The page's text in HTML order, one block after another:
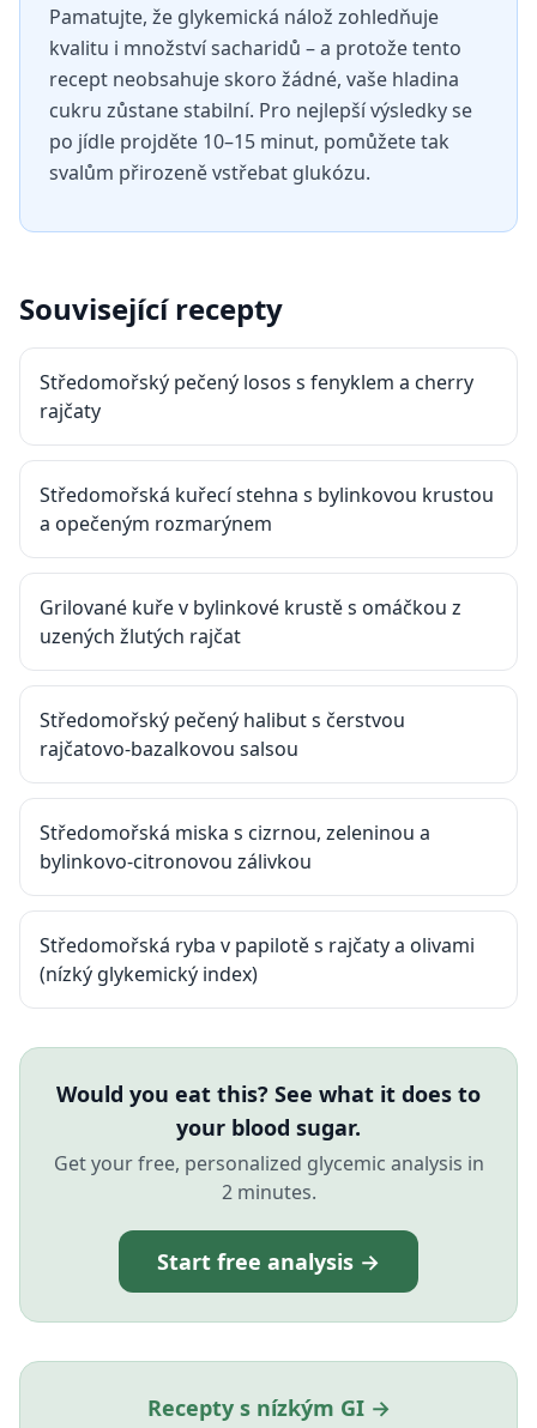
Pamatujte, že glykemická nálož zohledňuje
kvalitu i množství sacharidů – a protože tento
recept neobsahuje skoro žádné, vaše hladina
cukru zůstane stabilní. Pro nejlepší výsledky se
po jídle projděte 10–15 minut, pomůžete tak
svalům přirozeně vstřebat glukózu.
Související recepty
Středomořský pečený losos s fenyklem a cherry
rajčaty
Středomořská kuřecí stehna s bylinkovou krustou
a opečeným rozmarýnem
Grilované kuře v bylinkové krustě s omáčkou z
uzených žlutých rajčat
Středomořský pečený halibut s čerstvou
rajčatovo-bazalkovou salsou
Středomořská miska s cizrnou, zeleninou a
bylinkovo-citronovou zálivkou
Středomořská ryba v papilotě s rajčaty a olivami
(nízký glykemický index)
Would you eat this? See what it does to
your blood sugar.
Get your free, personalized glycemic analysis in
2 minutes.
Start free analysis →
Recepty s nízkým GI →